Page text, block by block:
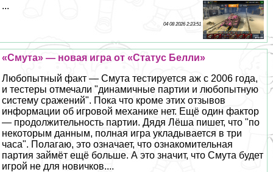
...
04 08 2026 2:23:51
«Смута» — новая игра от «Статус Белли»
Любопытный факт — Смута тестируется аж с 2006 года,
и тестеры отмечали "динамичные партии и любопытную
систему сражений". Пока что кроме этих отзывов
информации об игровой механике нет. Ещё один фактор
— продолжительность партии. Дядя Лёша пишет, что "по
некоторым данным, полная игра укладывается в три
часа". Полагаю, это означает, что ознакомительная
партия займёт ещё больше. А это значит, что Смута будет
игрой не для новичков....